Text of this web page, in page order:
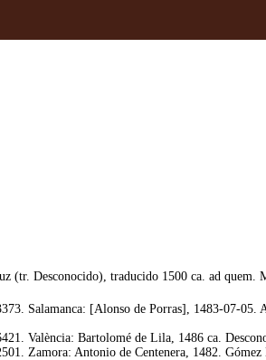
(tr. Desconocido), traducido 1500 ca. ad
Salamanca: [Alonso de Porras], 1483-07-
València: Bartolomé de Lila, 1486 ca.
Zamora: Antonio de Centenera, 1482.